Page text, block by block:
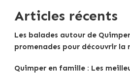
Articles récents
Les balades autour de
promenades pour découvrir la
Quimper en famille : Les